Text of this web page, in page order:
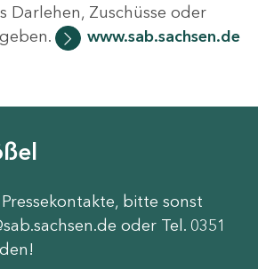
Darlehen, Zuschüsse oder
www.sab.sachsen.de
bitte sonst
oder Tel. 0351